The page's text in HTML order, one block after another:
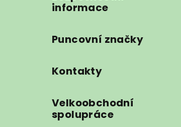
informace
Puncovní značky
Kontakty
Velkoobchodní
spolupráce